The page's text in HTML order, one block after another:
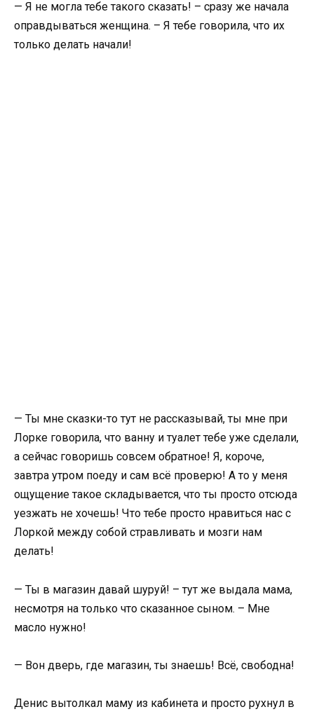
— Я не могла тебе такого сказать! – сразу же начала
оправдываться женщина. – Я тебе говорила, что их
только делать начали!
— Ты мне сказки-то тут не рассказывай, ты мне при
Лорке говорила, что ванну и туалет тебе уже сделали,
а сейчас говоришь совсем обратное! Я, короче,
завтра утром поеду и сам всё проверю! А то у меня
ощущение такое складывается, что ты просто отсюда
уезжать не хочешь! Что тебе просто нравиться нас с
Лоркой между собой стравливать и мозги нам
делать!
— Ты в магазин давай шуруй! – тут же выдала мама,
несмотря на только что сказанное сыном. – Мне
масло нужно!
— Вон дверь, где магазин, ты знаешь! Всё, свободна!
Денис вытолкал маму из кабинета и просто рухнул в